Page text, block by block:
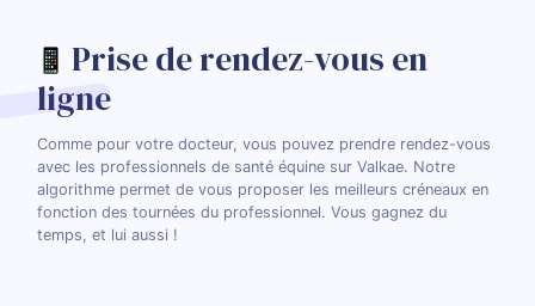
Prise de rendez-vous en
ligne
Comme pour votre docteur, vous pouvez prendre rendez-vous
avec les professionnels de santé équine sur Valkae. Notre
algorithme permet de vous proposer les meilleurs créneaux en
fonction des tournées du professionnel. Vous gagnez du
temps, et lui aussi !